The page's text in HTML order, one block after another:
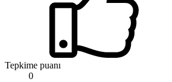
Tepkime puanı
0